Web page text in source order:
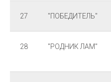
27 "ПОБЕДИТЕЛЬ"
28 "РОДНИК ЛАМ"